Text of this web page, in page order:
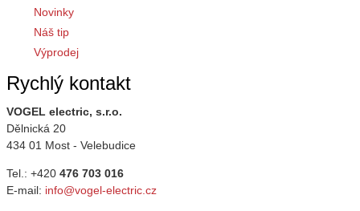
Novinky
Náš tip
Výprodej
Rychlý kontakt
VOGEL electric, s.r.o.
Dělnická 20
434 01 Most - Velebudice
Tel.: +420 476 703 016
E-mail: info@vogel-electric.cz